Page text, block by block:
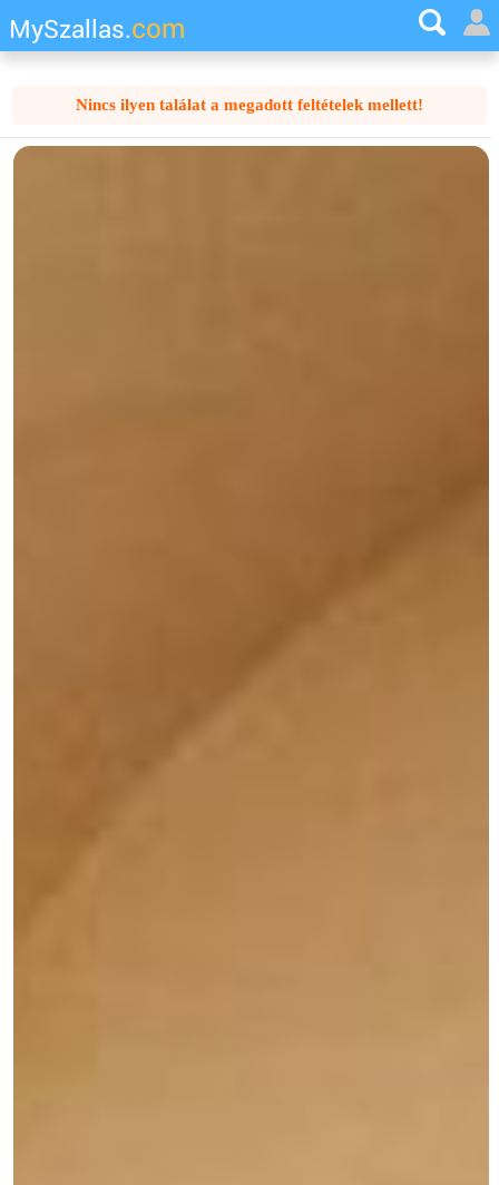
MySzallas.com
Nincs ilyen találat a megadott feltételek mellett!